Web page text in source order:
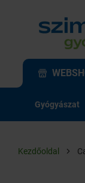
Gyógyászat
Kezdőoldal